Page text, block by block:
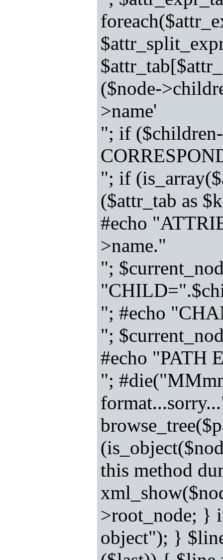
($node-
>name'
"; if
"; if
($attr_tab as
#echo
>name."
";
"; #echo
";
#echo "PATH
";
this method
>root_node; }
object"); }